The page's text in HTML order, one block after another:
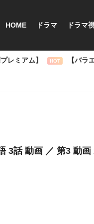
HOME ドラマ ドラマ
プレミアム】 HOT 【バラ
3話 動画 ／ 第3 動画